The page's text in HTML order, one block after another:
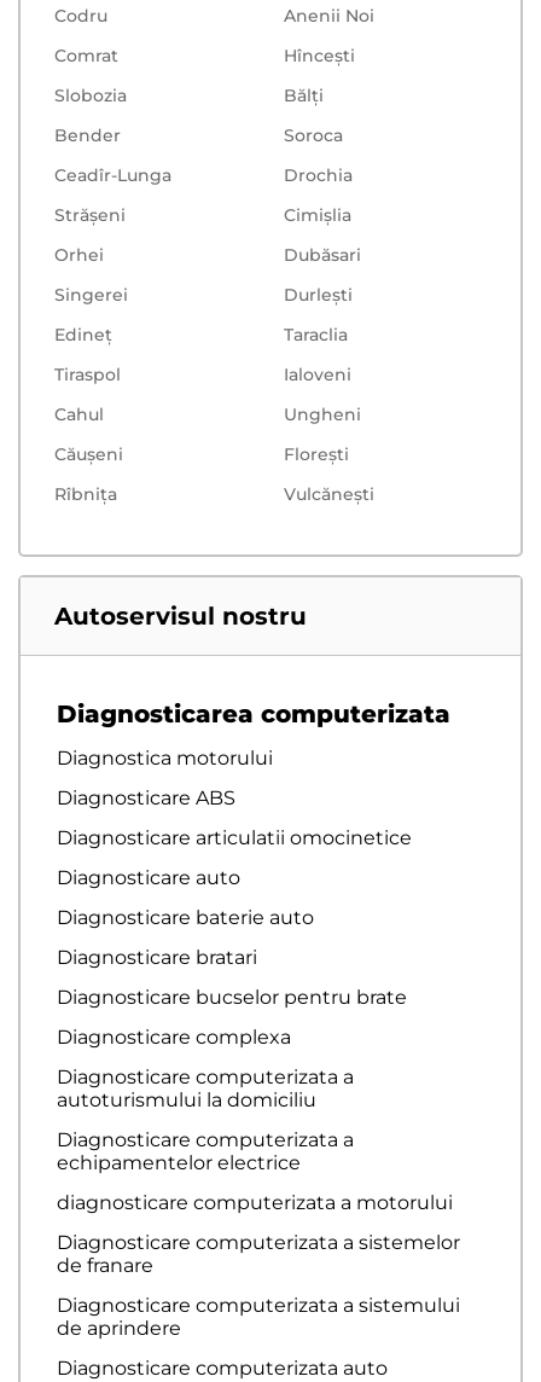
Codru
Anenii Noi
Comrat
Hînceşti
Slobozia
Bălţi
Bender
Soroca
Ceadîr-Lunga
Drochia
Strășeni
Cimișlia
Orhei
Dubăsari
Singerei
Durlești
Edineț
Taraclia
Tiraspol
Ialoveni
Cahul
Ungheni
Căușeni
Floreşti
Rîbnița
Vulcăneşti
Autoservisul nostru
Diagnosticarea computerizata
Diagnostica motorului
Diagnosticare ABS
Diagnosticare articulatii omocinetice
Diagnosticare auto
Diagnosticare baterie auto
Diagnosticare bratari
Diagnosticare bucselor pentru brate
Diagnosticare complexa
Diagnosticare computerizata a
autoturismului la domiciliu
Diagnosticare computerizata a
echipamentelor electrice
diagnosticare computerizata a motorului
Diagnosticare computerizata a sistemelor
de franare
Diagnosticare computerizata a sistemului
de aprindere
Diagnosticare computerizata auto